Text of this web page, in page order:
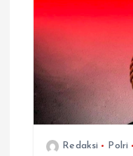
Redaksi Polri